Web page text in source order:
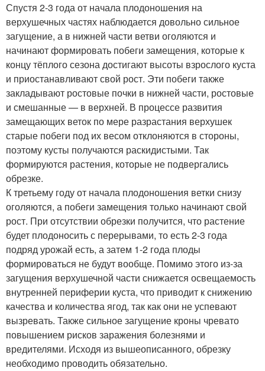
Спустя 2-3 года от начала плодоношения на
верхушечных частях наблюдается довольно сильное
загущение, а в нижней части ветви оголяются и
начинают формировать побеги замещения, которые к
концу тёплого сезона достигают высоты взрослого куста
и приостанавливают свой рост. Эти побеги также
закладывают ростовые почки в нижней части, ростовые
и смешанные — в верхней. В процессе развития
замещающих веток по мере разрастания верхушек
старые побеги под их весом отклоняются в стороны,
поэтому кусты получаются раскидистыми. Так
формируются растения, которые не подвергались
обрезке.
К третьему году от начала плодоношения ветки снизу
оголяются, а побеги замещения только начинают свой
рост. При отсутствии обрезки получится, что растение
будет плодоносить с перерывами, то есть 2-3 года
подряд урожай есть, а затем 1-2 года плоды
формироваться не будут вообще. Помимо этого из-за
загущения верхушечной части снижается освещаемость
внутренней периферии куста, что приводит к снижению
качества и количества ягод, так как они не успевают
вызревать. Также сильное загущение кроны чревато
повышением рисков заражения болезнями и
вредителями. Исходя из вышеописанного, обрезку
необходимо проводить обязательно.